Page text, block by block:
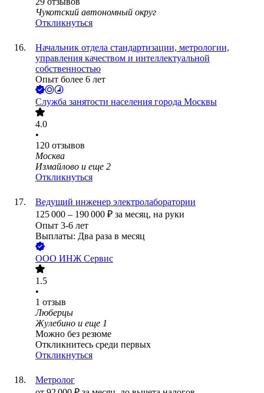
Чукотский автономный округ
Откликнуться
Начальник отдела стандартизации, метрологии,
управления качеством и интеллектуальной
собственностью
Опыт более 6 лет
Служба занятости населения города Москвы
4.0
•
120 отзывов
Москва
Измайлово и еще 2
Откликнуться
Ведущий инженер электролаборатории
125 000 – 190 000 ₽ за месяц, на руки
Опыт 3-6 лет
Выплаты: Два раза в месяц
ООО ИНЖ Сервис
1.5
•
1 отзыв
Люберцы
Жулебино и еще 1
Можно без резюме
Откликнитесь среди первых
Откликнуться
Метролог